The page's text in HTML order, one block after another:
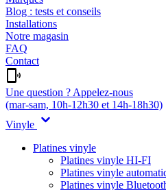
Blog : tests et conseils
Installations
Notre magasin
FAQ
Contact
Une question ? Appelez-nous
(mar-sam, 10h-12h30 et 14h-18h30)
Vinyle
Platines vinyle
Platines vinyle HI-FI
Platines vinyle
Platines vinyle